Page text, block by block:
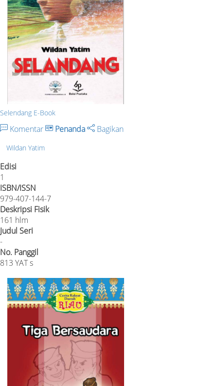
Selendang E-Book
Komentar Penanda Bagikan
Wildan Yatim
Edisi
1
ISBN/ISSN
979-407-144-7
Deskripsi Fisik
161 hlm
Judul Seri
-
No. Panggil
813 YAT s